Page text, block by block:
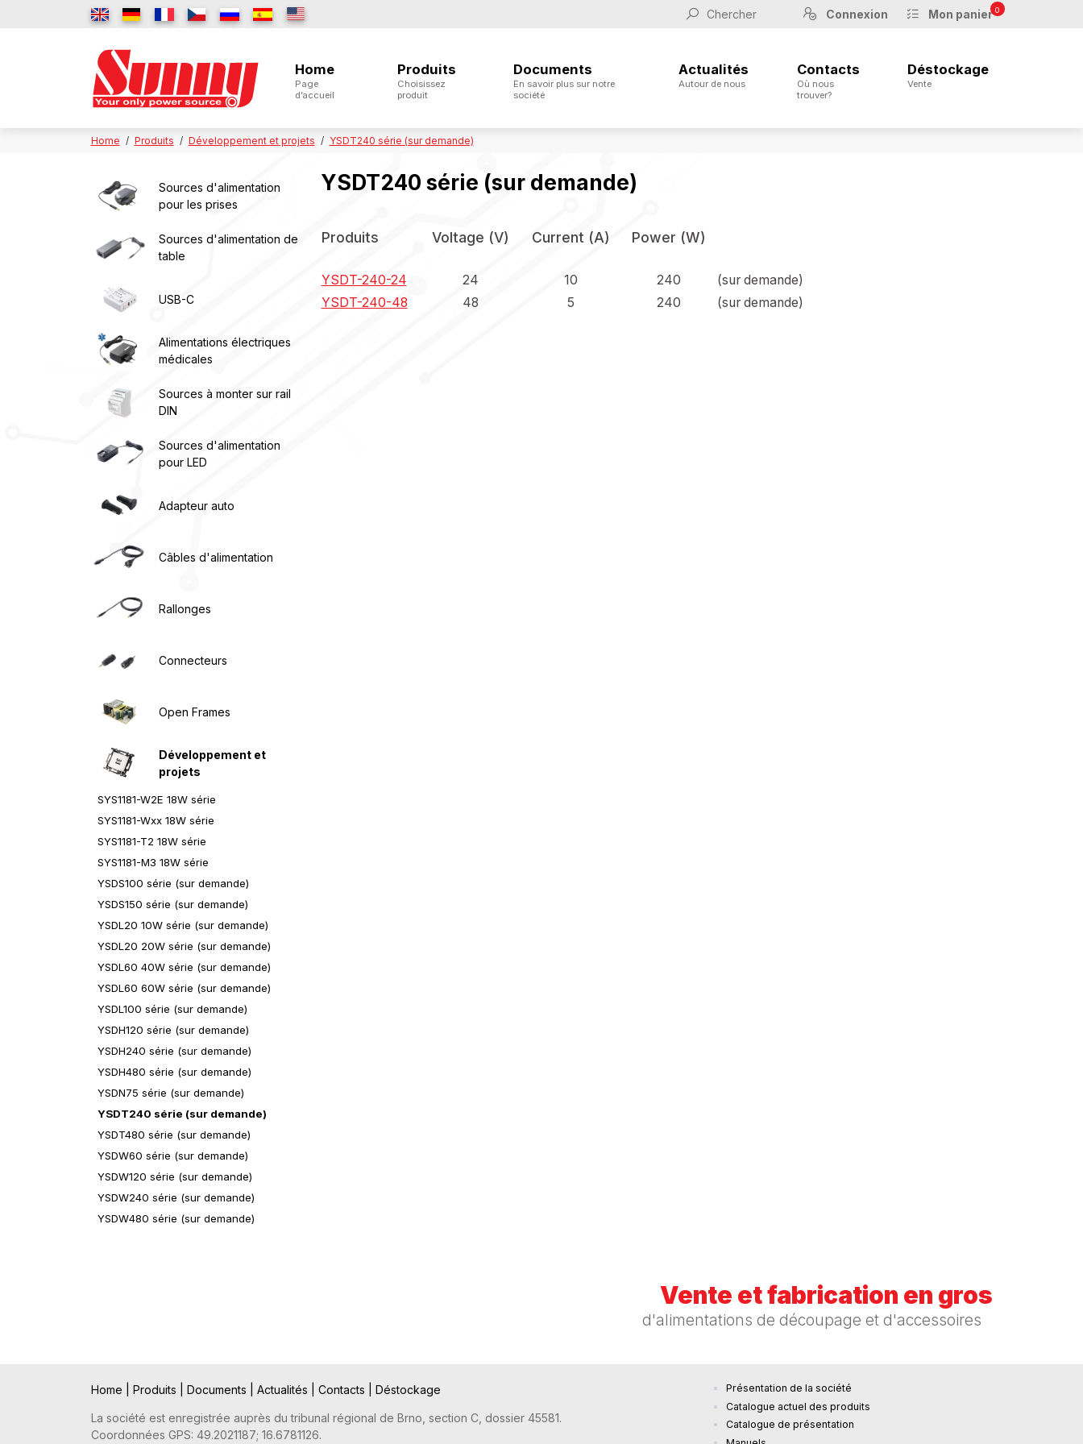
Connexion Mon panier 0
Home
Page
d’accueil
Produits
Choisissez
produit
Documents
En savoir plus sur notre
société
Actualités
Autour de nous
Contacts
Où nous
trouver?
Déstockage
Vente
Home Produits Développement et projets YSDT240 série (sur demande)
Sources d'alimentation
pour les prises
Sources d'alimentation de
table
USB-C
Alimentations électriques
médicales
Sources à monter sur rail
DIN
Sources d'alimentation
pour LED
Adapteur auto
Câbles d'alimentation
Rallonges
Connecteurs
Open Frames
Développement et
projets
SYS1181-W2E 18W série
SYS1181-Wxx 18W série
SYS1181-T2 18W série
SYS1181-M3 18W série
YSDS100 série (sur demande)
YSDS150 série (sur demande)
YSDL20 10W série (sur demande)
YSDL20 20W série (sur demande)
YSDL60 40W série (sur demande)
YSDL60 60W série (sur demande)
YSDL100 série (sur demande)
YSDH120 série (sur demande)
YSDH240 série (sur demande)
YSDH480 série (sur demande)
YSDN75 série (sur demande)
YSDT240 série (sur demande)
YSDT480 série (sur demande)
YSDW60 série (sur demande)
YSDW120 série (sur demande)
YSDW240 série (sur demande)
YSDW480 série (sur demande)
YSDT240 série (sur demande)
Produits Voltage (V) Current (A) Power (W)
YSDT-240-24 24 10 240
(sur demande)
YSDT-240-48
48 5 240 (sur demande)
Vente et fabrication en gros
d'alimentations de découpage et d'accessoires
Home Produits Documents Actualités Contacts Déstockage
La société est enregistrée auprès du tribunal régional de Brno, section C, dossier 45581.
Coordonnées GPS: 49.2021187; 16.6781126.
Présentation de la société
Catalogue actuel des produits
Catalogue de présentation